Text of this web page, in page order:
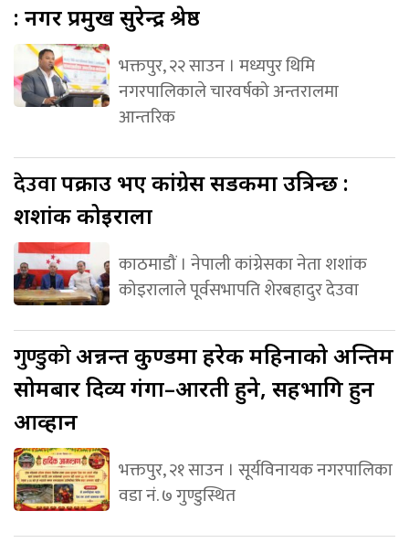
: नगर प्रमुख सुरेन्द्र श्रेष्ठ
भक्तपुर, २२ साउन । मध्यपुर थिमि
नगरपालिकाले चारवर्षको अन्तरालमा
आन्तरिक
देउवापक्राउ भए कांग्रेस सडकमा उत्रिन्छ :
शशांक कोइराला
काठमाडौं । नेपाली कांग्रेसका नेता शशांक
कोइरालाले पूर्वसभापति शेरबहादुर देउवा
गुण्डुकोअन्नन्त कुण्डमा हरेक महिनाको अन्तिम
सोमबार दिव्य गंगा–आरती हुने, सहभागि हुन
आव्हान
भक्तपुर, २१ साउन । सूर्यविनायक नगरपालिका
वडा नं. ७ गुण्डुस्थित